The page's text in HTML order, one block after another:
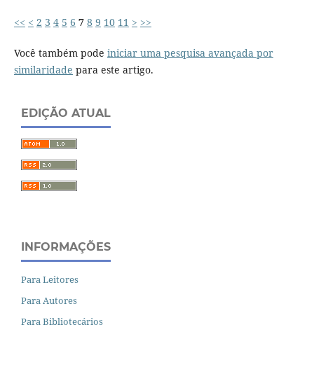
<< < 2 3 4 5 6 7 8 9 10 11 > >>
Você também pode iniciar uma pesquisa avançada por
similaridade para este artigo.
EDIÇÃO ATUAL
INFORMAÇÕES
Para Leitores
Para Autores
Para Bibliotecários